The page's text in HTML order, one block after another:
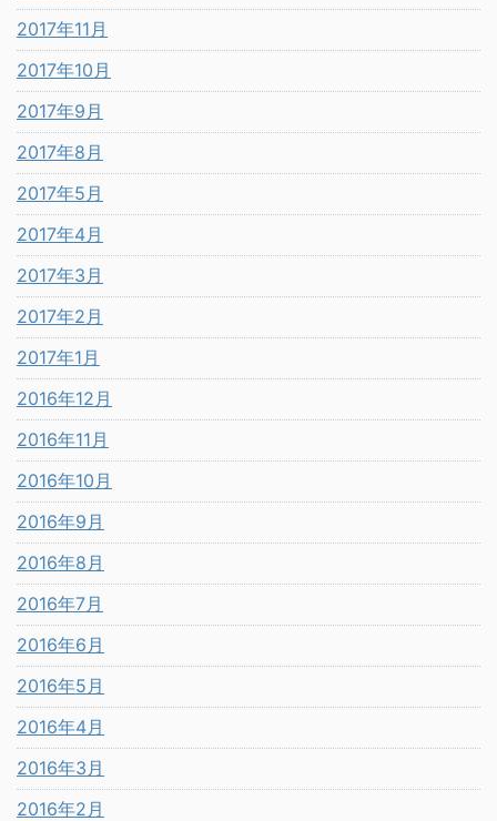
2017年11月
2017年10月
2017年9月
2017年8月
2017年5月
2017年4月
2017年3月
2017年2月
2017年1月
2016年12月
2016年11月
2016年10月
2016年9月
2016年8月
2016年7月
2016年6月
2016年5月
2016年4月
2016年3月
2016年2月